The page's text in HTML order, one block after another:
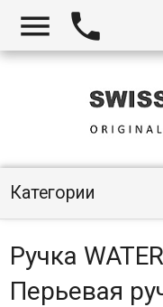
 
Категории
Ручка
Перьевая